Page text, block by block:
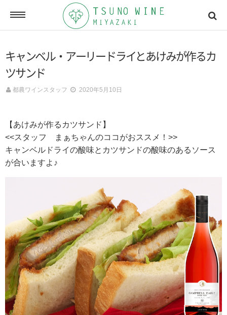
ONLINE SHOP
オンラインショッピング
ACCESSMAP
お問い合わせ
RECRUIT
求人情報
DATA
キャンベル・アーリードライとあけみが作るカ
ツサンド
都農ワインスタッフ 2020年5月10日
【あけみが作るカツサンド】
<<スタッフ まぁちゃんのココがおススメ！>>
キャンベルドライの酸味とカツサンドの酸味のあるソース
が合いますよ♪